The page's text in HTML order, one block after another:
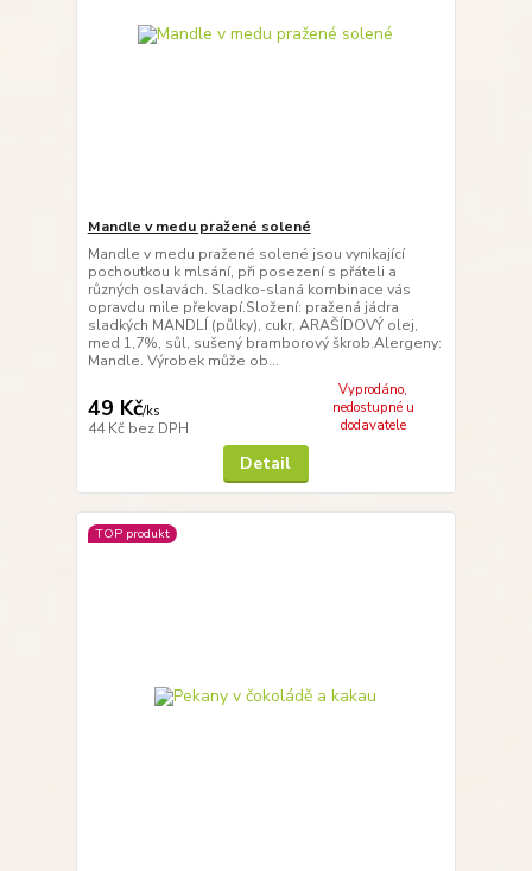
Mandle v medu pražené solené
Mandle v medu pražené solené jsou vynikající
pochoutkou k mlsání, při posezení s přáteli a
různých oslavách. Sladko-slaná kombinace vás
opravdu mile překvapí.Složení: pražená jádra
sladkých MANDLÍ (půlky), cukr, ARAŠÍDOVÝ olej,
med 1,7%, sůl, sušený bramborový škrob.Alergeny:
Mandle. Výrobek může ob...
49 Kč/ks
44 Kč bez DPH
Vyprodáno,
nedostupné u
dodavatele
Detail
TOP produkt